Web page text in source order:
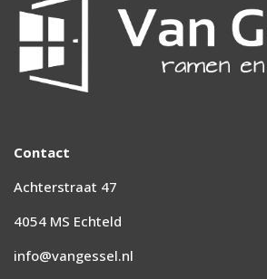
Contact
Achterstraat 47
4054 MS Echteld
info@vangessel.nl